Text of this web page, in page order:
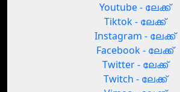
Youtube - ലേക്ക്
Tiktok - ലേക്ക്
Instagram - ലേക്ക്
Facebook - ലേക്ക്
Twitter - ലേക്ക്
Twitch - ലേക്ക്